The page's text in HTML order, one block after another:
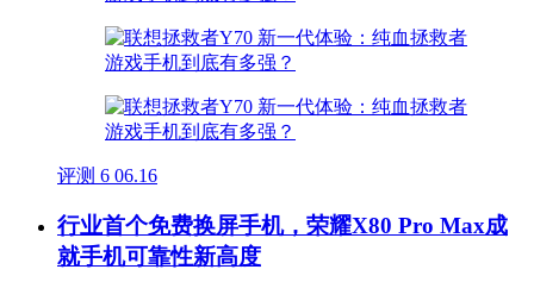
评测 6 06.16
行业首个免费换屏手机，荣耀X80 Pro Max成
就手机可靠性新高度